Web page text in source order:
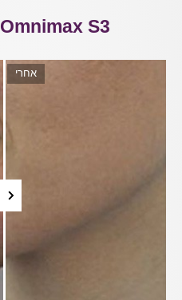
Omnimax S3 - לפני ואחרי
אחרי